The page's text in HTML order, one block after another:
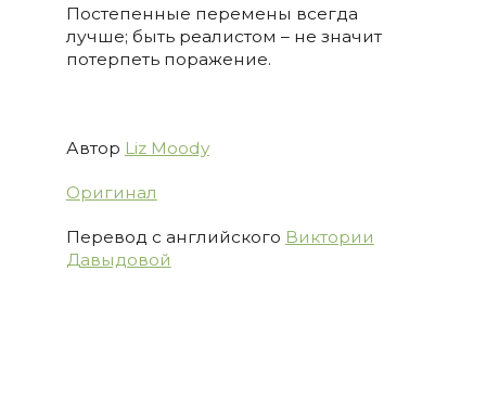
Постепенные перемены всегда
лучше; быть реалистом – не значит
потерпеть поражение.
Автор Liz Moody
Оригинал
Перевод с английского Виктории
Давыдовой